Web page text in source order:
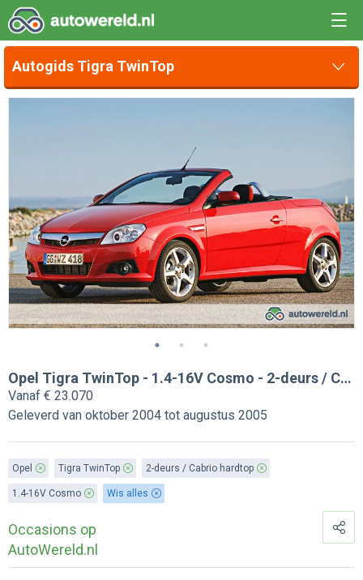
Autogids Tigra TwinTop
Opel Tigra TwinTop - 1.4-16V Cosmo - 2-deurs / Cabriolet
Vanaf € 23.070
Geleverd van oktober 2004 tot augustus 2005
Opel Tigra TwinTop 2-deurs / Cabrio hardtop
1.4-16V Cosmo Wis alles
Occasions op
AutoWereld.nl